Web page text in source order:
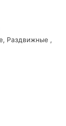
Раздвижные ,